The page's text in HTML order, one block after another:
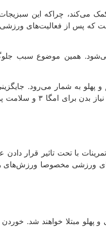
می‌کند، چراکه این
که پس از فعالیت‌های
همین موضوع سبب
و پهلو به شمار می‌رود.
آووکادو به کاهش کلسترول مضر خون کمک خواهند کرد. مصرف
با تحت تاثیر قرار
ورزشی مخصوصا
مبتلا خواهند شد. خوردن